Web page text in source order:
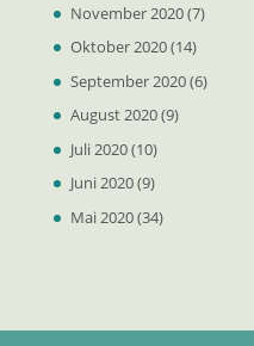
November 2020(7)
Oktober 2020(14)
September 2020(6)
August 2020(9)
Juli 2020(10)
Juni 2020(9)
Mai 2020(34)